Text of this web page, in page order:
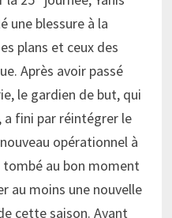
une blessure à la
plans et ceux des
Après avoir passé
le gardien de but, qui
a fini par réintégrer le
opérationnel à
au bon moment
au moins une nouvelle
cette saison. Ayant